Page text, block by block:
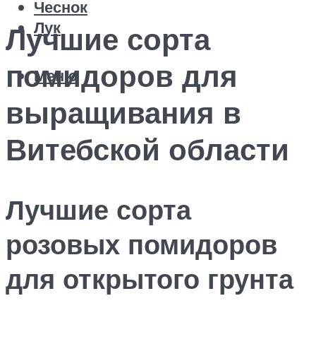
Чеснок
Лук
Меню
Лучшие сорта
помидоров для
выращивания в
Витебской области
Лучшие сорта
розовых помидоров
для открытого грунта